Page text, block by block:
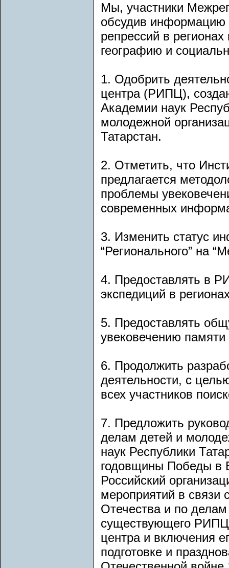
Мы, участники
обсудив информацию
репрессий в
географию и
1. Одобрить
центра (РИПЦ),
Академии наук
молодежной
Татарстан.
2. Отметить, что
предлагается
проблемы
современных
3. Изменить статус
“Регионального” на
4. Предоставлять в
экспедиций в
5. Предоставлять
увековечению
6. Продолжить
деятельности, с
всех участников
7. Предложить
делам детей и
наук Республики
годовщины Победы в
Российский
мероприятий в связи
Отечества и по
существующего РИПЦ
центра и включения
подготовке и